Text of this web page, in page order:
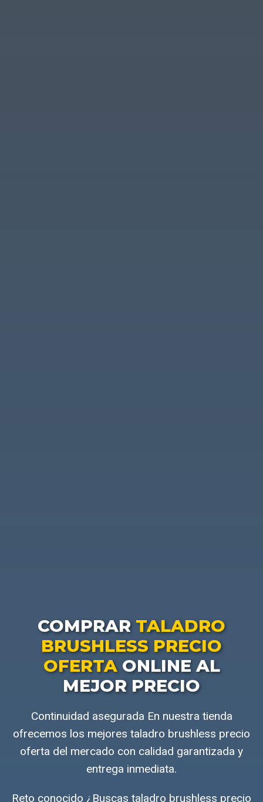
COMPRAR TALADRO
BRUSHLESS PRECIO
OFERTAONLINE AL
MEJOR PRECIO
Continuidad asegurada En nuestra tienda
ofrecemos los mejores taladro brushless precio
oferta del mercado con calidad garantizada y
entrega inmediata.
Reto conocido ¿Buscas taladro brushless precio